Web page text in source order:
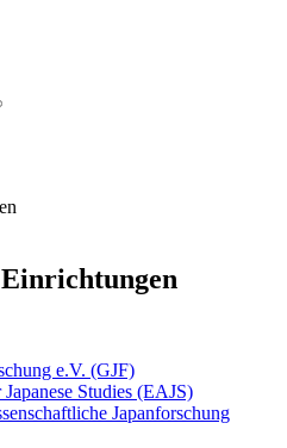
e.V. (GJF)
Studies (EAJS)
Japanforschung